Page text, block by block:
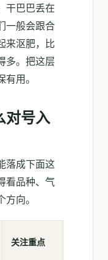
干巴巴丢在
一般会跟合
来沤肥，比
多。把这层
用。
对号入
落成下面这
看品种、气
向。
关注重点